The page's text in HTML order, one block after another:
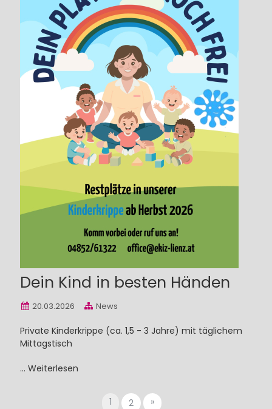
Dein Kind in besten Händen
20.03.2026 News
Private Kinderkrippe (ca. 1,5 - 3 Jahre) mit täglichem
Mittagstisch
... Weiterlesen
1 2 »